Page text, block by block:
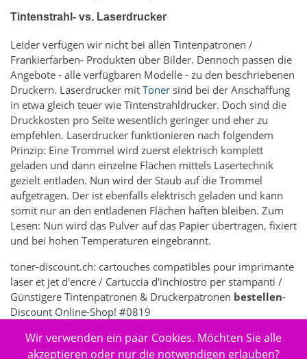
Tintenstrahl- vs. Laserdrucker
Leider verfügen wir nicht bei allen Tintenpatronen /
Frankierfarben- Produkten über Bilder. Dennoch passen die
Angebote - alle verfügbaren Modelle - zu den beschriebenen
Druckern. Laserdrucker mit Toner sind bei der Anschaffung
in etwa gleich teuer wie Tintenstrahldrucker. Doch sind die
Druckkosten pro Seite wesentlich geringer und eher zu
empfehlen. Laserdrucker funktionieren nach folgendem
Prinzip: Eine Trommel wird zuerst elektrisch komplett
geladen und dann einzelne Flächen mittels Lasertechnik
gezielt entladen. Nun wird der Staub auf die Trommel
aufgetragen. Der ist ebenfalls elektrisch geladen und kann
somit nur an den entladenen Flächen haften bleiben. Zum
Lesen: Nun wird das Pulver auf das Papier übertragen, fixiert
und bei hohen Temperaturen eingebrannt.
toner-discount.ch: cartouches compatibles pour imprimante
laser et jet d'encre / Cartuccia d'inchiostro per stampanti /
Günstigere Tintenpatronen & Druckerpatronen bestellen-
Discount Online-Shop! #0819
5261 - Elektronik > Drucken, Kopieren, Scannen & Faxen >
Zubehör Drucker, Kopierer & Faxgeräte > Drucker-
Wir verwenden ein paar Cookies. Möchten Sie alle
akzeptieren oder nur die notwendigen erlauben?